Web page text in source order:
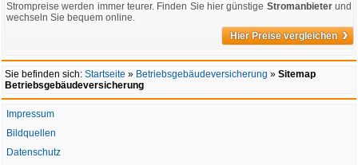
Strompreise werden immer teurer. Finden Sie hier günstige Stromanbieterund
wechseln Sie bequem online.
Hier Preise vergleichen ›
Sie befinden sich: Startseite » Betriebsgebäudeversicherung » Sitemap
Betriebsgebäudeversicherung
Impressum
Bildquellen
Datenschutz